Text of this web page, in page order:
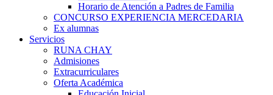
Horario de Atención a Padres de Familia
CONCURSO EXPERIENCIA MERCEDARIA
Ex alumnas
Servicios
RUNA CHAY
Admisiones
Extracurriculares
Oferta Académica